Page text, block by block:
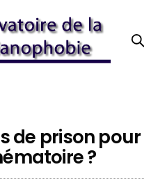
de prison pour
?